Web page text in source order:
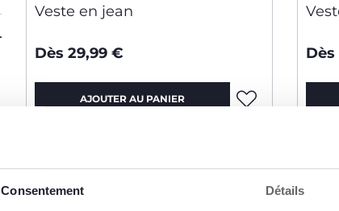
Consentement Détails
Veste en jean
Dès 29,99 €
AJOUTER AU PANIER
Dès